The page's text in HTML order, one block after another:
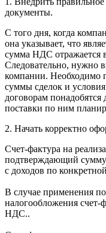
документы.
С того дня, когда
она указывает, что
сумма НДС отражается в
Следовательно, нужно
компании. Необходимо
суммы сделок и
договорам
поставки по ним
2. Начать корректно
Счет-фактура на
подтверждающий
с доходов по
В случае применения
налогообложения счет-
НДС..